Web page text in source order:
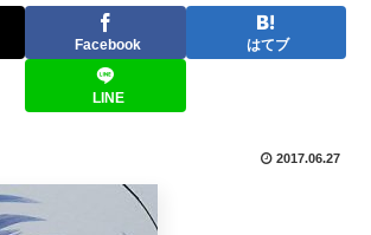
Facebook はてブ
LINE
2017.06.27